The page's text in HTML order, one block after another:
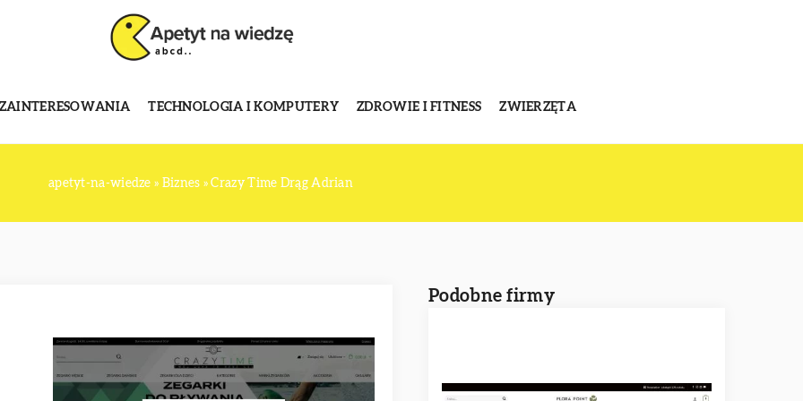
TECHNOLOGIA I KOMPUTERY ZDROWIE I FITNESS ZWIERZĘTA
apetyt-na-wiedze » Biznes »Crazy Time Drąg Adrian
Podobne firmy